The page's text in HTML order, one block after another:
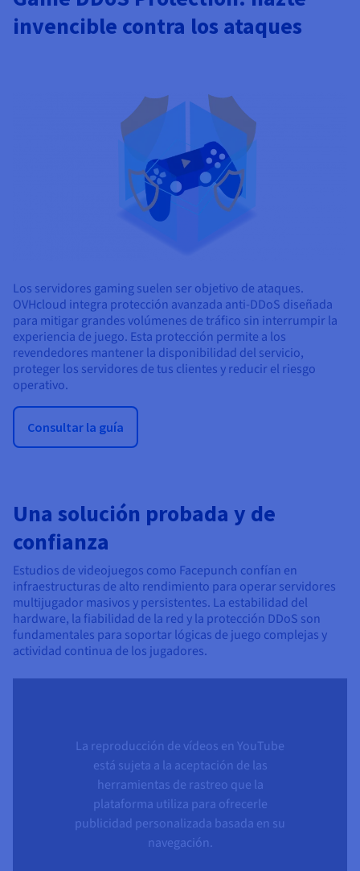
invencible contra los ataques
Los servidores gaming suelen ser objetivo de ataques.
OVHcloud integra protección avanzada anti-DDoS diseñada
para mitigar grandes volúmenes de tráfico sin interrumpir la
experiencia de juego. Esta protección permite a los
revendedores mantener la disponibilidad del servicio,
proteger los servidores de tus clientes y reducir el riesgo
operativo.
Consultar la guía
Una solución probada y de
confianza
Estudios de videojuegos como Facepunch confían en
infraestructuras de alto rendimiento para operar servidores
multijugador masivos y persistentes. La estabilidad del
hardware, la fiabilidad de la red y la protección DDoS son
fundamentales para soportar lógicas de juego complejas y
actividad continua de los jugadores.
La reproducción de vídeos en YouTube
está sujeta a la aceptación de las
herramientas de rastreo que la
plataforma utiliza para ofrecerle
publicidad personalizada basada en su
navegación.